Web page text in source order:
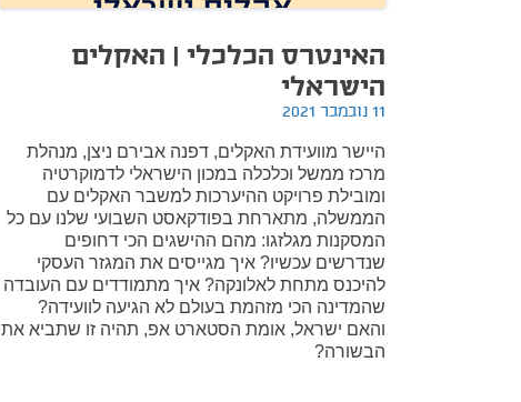
האינטרס הכלכלי | האקלים
הישראלי
11 נובמבר 2021
היישר מוועידת האקלים, דפנה אבירם ניצן, מנהלת
מרכז ממשל וכלכלה במכון הישראלי לדמוקרטיה
ומובילת פרויקט ההיערכות למשבר האקלים עם
הממשלה, מתארחת בפודקאסט השבועי שלנו עם כל
המסקנות מגלזגו: מהם ההישגים הכי דחופים
שנדרשים עכשיו? איך מגייסים את המגזר העסקי
להיכנס מתחת לאלונקה? איך מתמודדים עם העובדה
שהמדינה הכי מזהמת בעולם לא הגיעה לוועידה?
והאם ישראל, אומת הסטארט אפ, תהיה זו שתביא את
הבשורה?